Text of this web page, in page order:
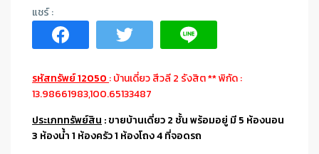
รหัสทรัพย์ 12050 : บ้านเดี่ยว สีวลี 2 รังสิต ** พิกัด :
13.98661983,100.65133487
ประเภททรัพย์สิน : ขายบ้านเดี่ยว 2 ชั้น พร้อมอยู่ มี 5 ห้องนอน
3 ห้องน้ำ 1 ห้องครัว 1 ห้องโถง 4 ที่จอดรถ